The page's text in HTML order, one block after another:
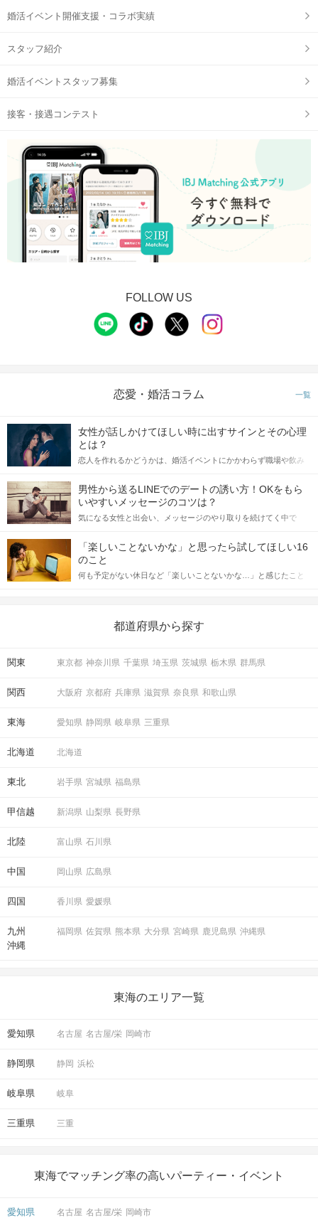
婚活イベント開催支援・コラボ実績
スタッフ紹介
婚活イベントスタッフ募集
接客・接遇コンテスト
FOLLOW US
恋愛・婚活コラム 一覧
女性が話しかけてほしい時に出すサインとその心理
とは？
恋人を作れるかどうかは、婚活イベントにかかわらず職場や飲み
てアプローチできるかにも左右されます。 これから恋人作りを本
格的に始めようとしている方は、女性が異性を求めて出すサイン
をしっかりと理解し、正しい行動に移せるかどうかが重要。 この
記事では、女性が話しかけて欲しい時に出すサインとその心理を
合にどのような行動に繋げるべきかをご紹介していきます。
男性から送るLINEでのデートの誘い方！OKをもら
いやすいメッセージのコツは？
気になる女性と出会い、メッセージのやり取りを続けてく中で
しかし、中には「どう誘ったらいいの？」とお困りの男性もいら
っしゃるのではないでしょうか。 そこで今回は、男性から女性へ
送るLINEでのデートの誘い方のコツをご紹介します。例文も混じ
えながら解説するので、ぜひ参考にしてください。
「楽しいことないかな」と思ったら試してほしい16
のこと
何も予定がない休日など「楽しいことないかな…」と感じたこと
の楽しいことアイデアを集めました♪ いままさに楽しいことを探し
都道府県から探す
関東 東京都 神奈川県 千葉県 埼玉県 茨城県 栃木県 群馬県
関西 大阪府 京都府 兵庫県 滋賀県 奈良県 和歌山県
東海 愛知県 静岡県 岐阜県 三重県
北海道 北海道
東北 岩手県 宮城県 福島県
甲信越 新潟県 山梨県 長野県
北陸 富山県 石川県
中国 岡山県 広島県
四国 香川県 愛媛県
九州
沖縄
福岡県 佐賀県 熊本県 大分県 宮崎県 鹿児島県 沖縄県
東海のエリア一覧
愛知県 名古屋 名古屋/栄 岡崎市
静岡県 静岡 浜松
岐阜県 岐阜
三重県 三重
東海でマッチング率の高いパーティー・イベント
愛知県 名古屋 名古屋/栄 岡崎市